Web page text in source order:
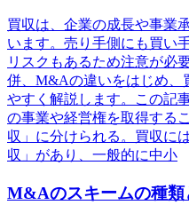
買収は、企業の成長や事業
います。売り手側にも買い
リスクもあるため注意が必
併、M&Aの違いをはじめ、
やすく解説します。この記
の事業や経営権を取得する
収」に分けられる。買収に
収」があり、一般的に中小
M&Aのスキームの種類